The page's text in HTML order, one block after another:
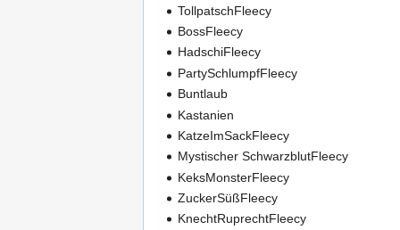
TollpatschFleecy
BossFleecy
HadschiFleecy
PartySchlumpfFleecy
Buntlaub
Kastanien
KatzeImSackFleecy
Mystischer SchwarzblutFleecy
KeksMonsterFleecy
ZuckerSüßFleecy
KnechtRuprechtFleecy